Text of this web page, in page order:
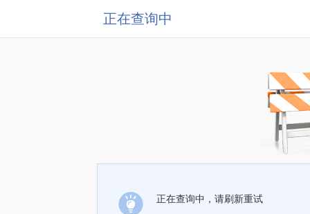
正在查询中
正在查询中，请刷新重试